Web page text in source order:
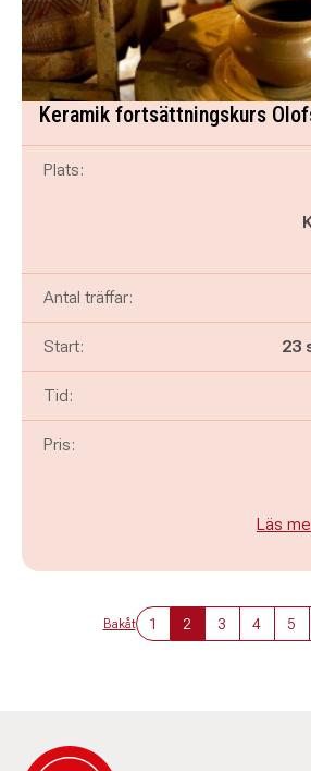
Keramik fortsättningskurs
Plats:
Antal träffar:
Start: 23
Tid:
Pris:
Läs
Bakåt 1 2 3 4 5